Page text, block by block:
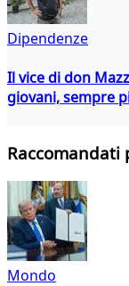
Dipendenze
Il vice di don
giovani, sempre
Raccomandati
Mondo